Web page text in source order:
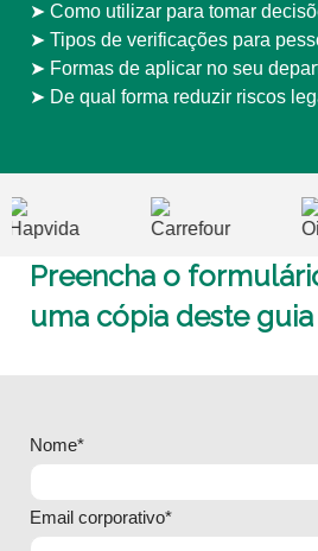
➤ Como utilizar para tomar
➤ Tipos de verificações para
➤ Formas de aplicar no seu
➤ De qual forma reduzir riscos
Preencha o
uma cópia deste
Nome*
Email corporativo*